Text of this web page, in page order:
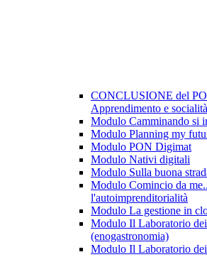
CONCLUSIONE del
Apprendimento e
Modulo Camminando si
Modulo Planning my
Modulo PON Digimat
Modulo Nativi digitali
Modulo Sulla buona
Modulo Comincio da
l'autoimprenditorialità
Modulo La gestione in
Modulo Il Laboratorio
(enogastronomia)
Modulo Il Laboratorio